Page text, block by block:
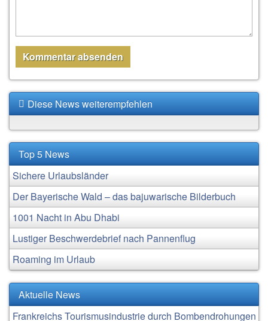
Diese News weiterempfehlen
Top 5 News
Sichere Urlaubsländer
Der Bayerische Wald – das bajuwarische Bilderbuch
1001 Nacht in Abu Dhabi
Lustiger Beschwerdebrief nach Pannenflug
Roaming im Urlaub
Aktuelle News
Frankreichs Tourismusindustrie durch Bombendrohungen